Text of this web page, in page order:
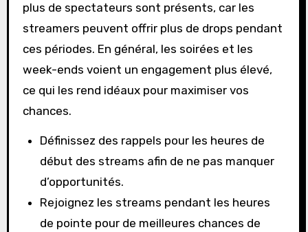
plus de spectateurs sont présents, car les
streamers peuvent offrir plus de drops pendant
ces périodes. En général, les soirées et les
week-ends voient un engagement plus élevé,
ce qui les rend idéaux pour maximiser vos
chances.
Définissez des rappels pour les heures de
début des streams afin de ne pas manquer
d’opportunités.
Rejoignez les streams pendant les heures
de pointe pour de meilleures chances de